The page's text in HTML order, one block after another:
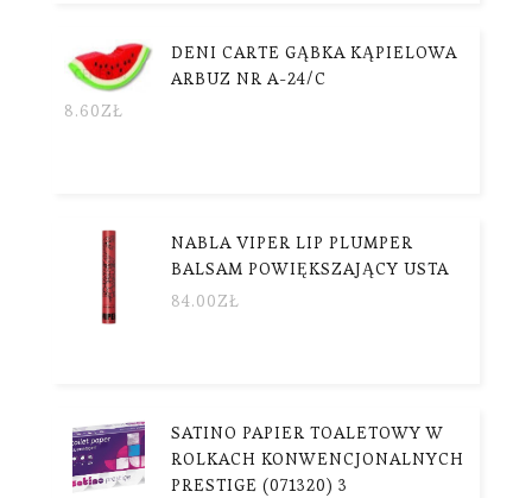
DENI CARTE GĄBKA KĄPIELOWA
ARBUZ NR A-24/C
8.60ZŁ
NABLA VIPER LIP PLUMPER
BALSAM POWIĘKSZAJĄCY USTA
84.00ZŁ
SATINO PAPIER TOALETOWY W
ROLKACH KONWENCJONALNYCH
PRESTIGE (071320) 3